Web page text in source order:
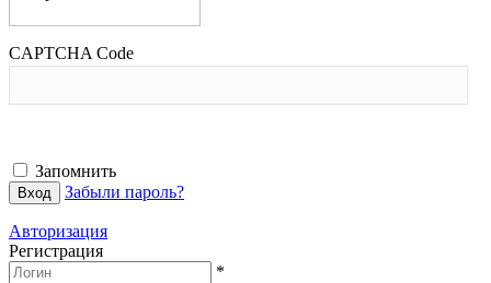
CAPTCHA Code
Запомнить
Забыли пароль?
Авторизация
Регистрация
*